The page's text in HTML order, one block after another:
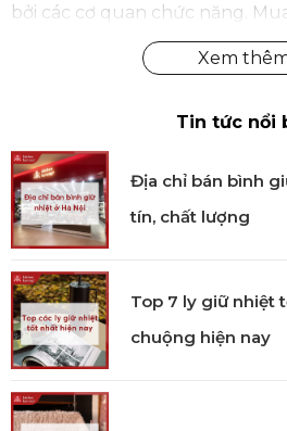
bởi các cơ quan chức năng.
Koncept khách hàng sẽ yên
đủ chế độ bảo hành và dịch vụ
Tin tức nổi
Địa chỉ bán bình
tín, chất lượng
Top 7 ly giữ nhiệt
chuộng hiện nay